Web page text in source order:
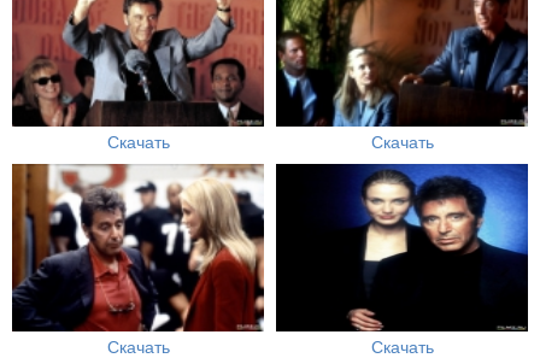
Скачать Скачать
Скачать Скачать